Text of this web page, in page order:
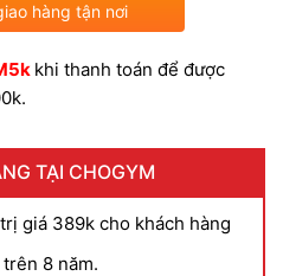
hàng tận nơi
khi thanh toán để được
TẠI CHOGYM
giá 389k cho khách hàng
8 năm.